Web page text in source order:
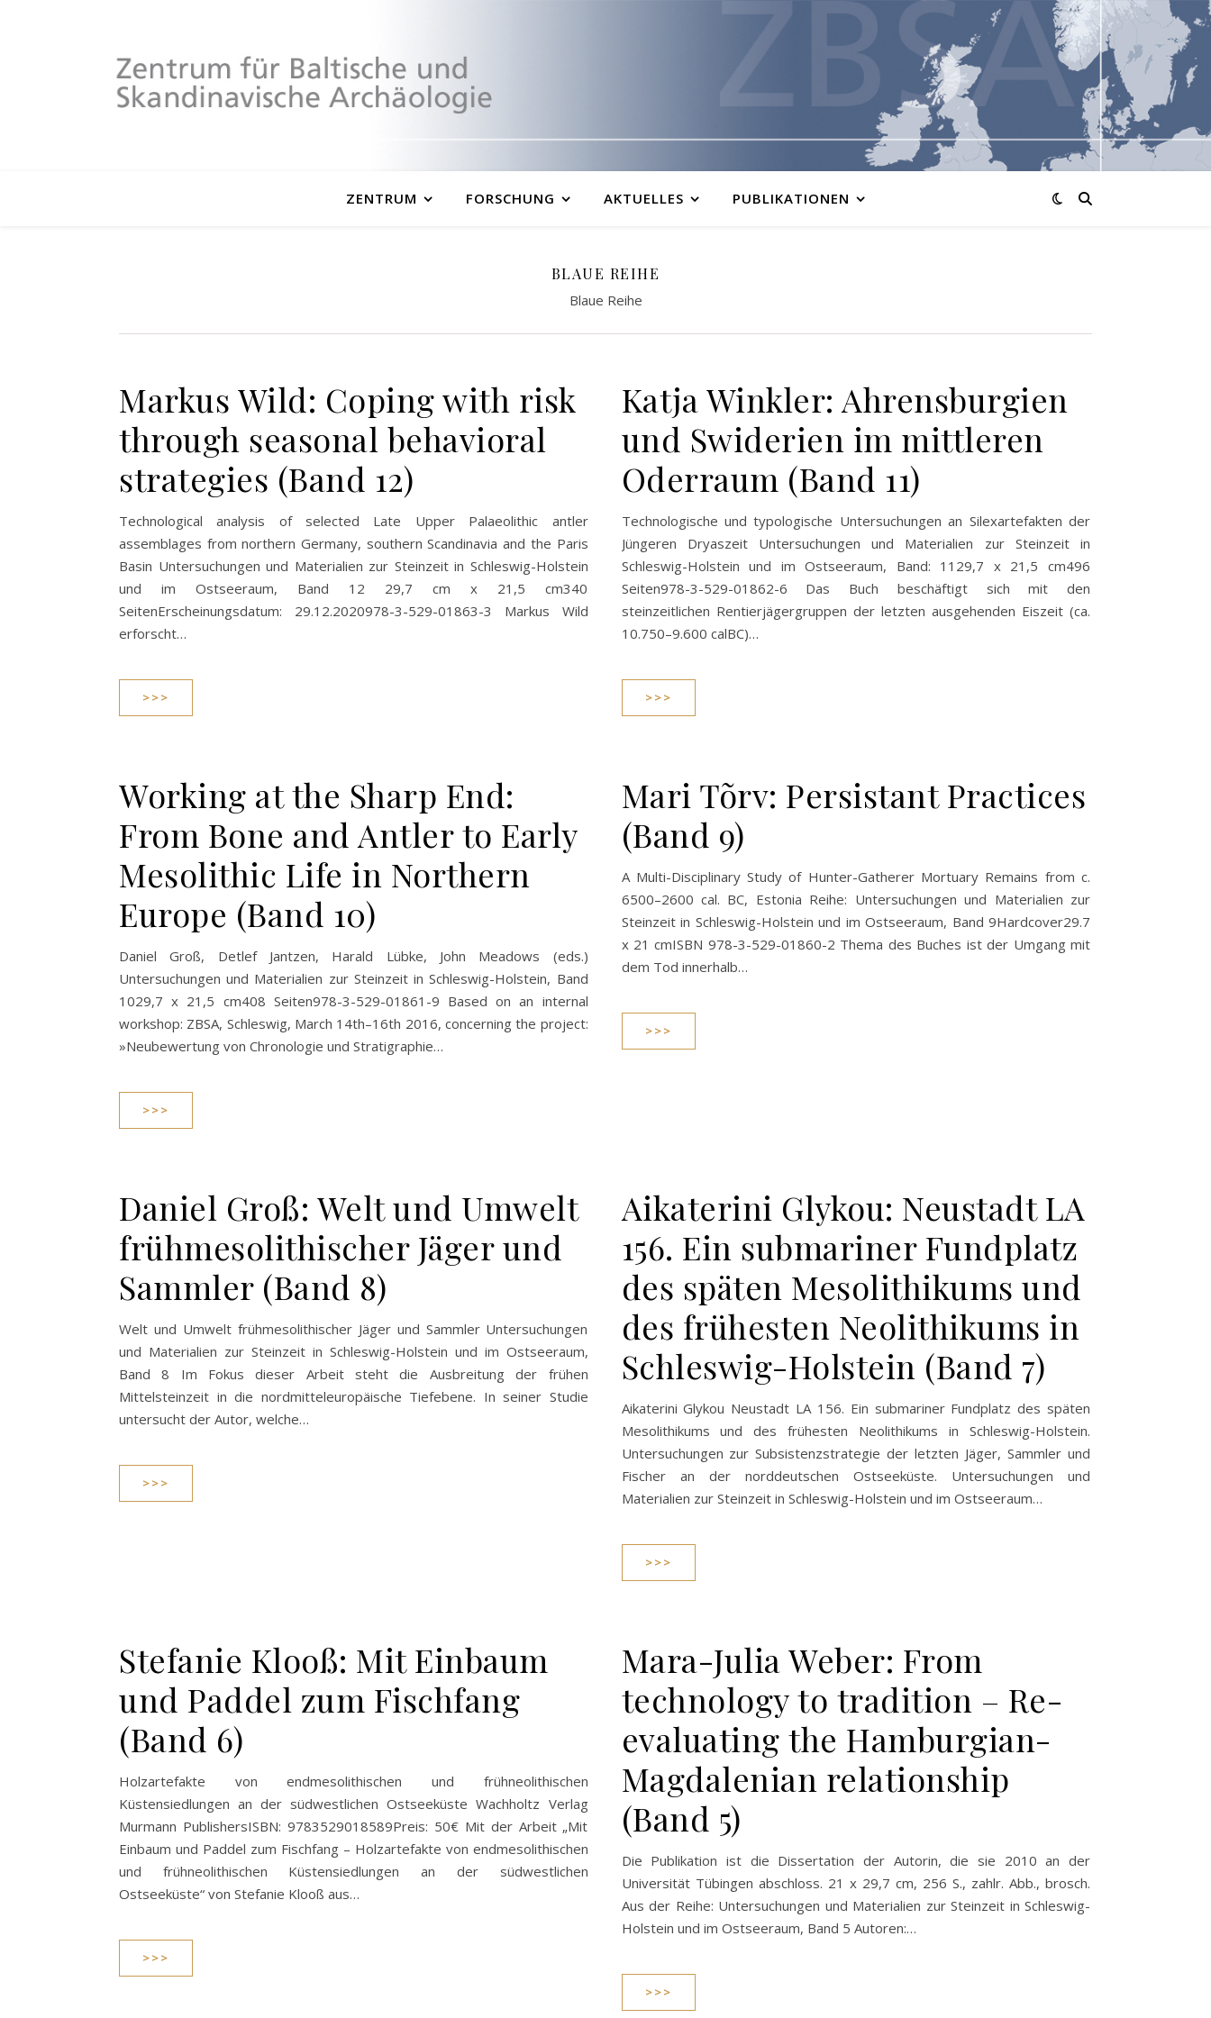
ZENTRUM FORSCHUNG AKTUELLES PUBLIKATIONEN
BLAUE REIHE
Blaue Reihe
Markus Wild: Coping with risk
through seasonal behavioral
strategies (Band 12)
Technological analysis of selected Late Upper Palaeolithic antler
assemblages from northern Germany, southern Scandinavia and the Paris
Basin Untersuchungen und Materialien zur Steinzeit in Schleswig-Holstein
und im Ostseeraum, Band 12 29,7 cm x 21,5 cm340
SeitenErscheinungsdatum: 29.12.2020978-3-529-01863-3 Markus Wild
erforscht…
>>>
Katja Winkler: Ahrensburgien
und Swiderien im mittleren
Oderraum (Band 11)
Technologische und typologische Untersuchungen an Silexartefakten der
Jüngeren Dryaszeit Untersuchungen und Materialien zur Steinzeit in
Schleswig-Holstein und im Ostseeraum, Band: 1129,7 x 21,5 cm496
Seiten978-3-529-01862-6 Das Buch beschäftigt sich mit den
steinzeitlichen Rentierjägergruppen der letzten ausgehenden Eiszeit (ca.
10.750–9.600 calBC)…
>>>
Working at the Sharp End:
From Bone and Antler to Early
Mesolithic Life in Northern
Europe (Band 10)
Daniel Groß, Detlef Jantzen, Harald Lübke, John Meadows (eds.)
Untersuchungen und Materialien zur Steinzeit in Schleswig-Holstein, Band
1029,7 x 21,5 cm408 Seiten978-3-529-01861-9 Based on an internal
workshop: ZBSA, Schleswig, March 14th–16th 2016, concerning the project:
»Neubewertung von Chronologie und Stratigraphie…
>>>
Mari Tõrv: Persistant Practices
(Band 9)
A Multi-Disciplinary Study of Hunter-Gatherer Mortuary Remains from c.
6500–2600 cal. BC, Estonia Reihe: Untersuchungen und Materialien zur
Steinzeit in Schleswig-Holstein und im Ostseeraum, Band 9Hardcover29.7
x 21 cmISBN 978-3-529-01860-2 Thema des Buches ist der Umgang mit
dem Tod innerhalb…
>>>
Daniel Groß: Welt und Umwelt
frühmesolithischer Jäger und
Sammler (Band 8)
Welt und Umwelt frühmesolithischer Jäger und Sammler Untersuchungen
und Materialien zur Steinzeit in Schleswig-Holstein und im Ostseeraum,
Band 8 Im Fokus dieser Arbeit steht die Ausbreitung der frühen
Mittelsteinzeit in die nordmitteleuropäische Tiefebene. In seiner Studie
untersucht der Autor, welche…
>>>
Aikaterini Glykou: Neustadt LA
156. Ein submariner Fundplatz
des späten Mesolithikums und
des frühesten Neolithikums in
Schleswig-Holstein (Band 7)
Aikaterini Glykou Neustadt LA 156. Ein submariner Fundplatz des späten
Mesolithikums und des frühesten Neolithikums in Schleswig-Holstein.
Untersuchungen zur Subsistenzstrategie der letzten Jäger, Sammler und
Fischer an der norddeutschen Ostseeküste. Untersuchungen und
Materialien zur Steinzeit in Schleswig-Holstein und im Ostseeraum…
>>>
Stefanie Klooß: Mit Einbaum
und Paddel zum Fischfang
(Band 6)
Holzartefakte von endmesolithischen und frühneolithischen
Küstensiedlungen an der südwestlichen Ostseeküste Wachholtz Verlag
Murmann PublishersISBN: 9783529018589Preis: 50€ Mit der Arbeit „Mit
Einbaum und Paddel zum Fischfang – Holzartefakte von endmesolithischen
und frühneolithischen Küstensiedlungen an der südwestlichen
Ostseeküste“ von Stefanie Klooß aus…
>>>
Mara-Julia Weber: From
technology to tradition – Re-
evaluating the Hamburgian-
Magdalenian relationship
(Band 5)
Die Publikation ist die Dissertation der Autorin, die sie 2010 an der
Universität Tübingen abschloss. 21 x 29,7 cm, 256 S., zahlr. Abb., brosch.
Aus der Reihe: Untersuchungen und Materialien zur Steinzeit in Schleswig-
Holstein und im Ostseeraum, Band 5 Autoren:…
>>>